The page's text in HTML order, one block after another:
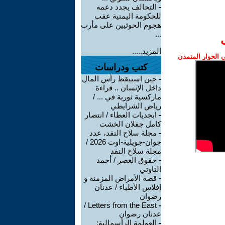
المتمدن
- التحالف يجدد دعمه
للحكومة اليمنية عقب
هجوم الحوثيين على مأرب
...
المزيد.....
كتب ودراسات
- حين استيقظ رأس المال
داخل الإنسان .. قراءة
ماركسية ثورية في ... /
رياض الشرايطي
- ابجديات العطاء / انتصار
كامل جفلان الخشت
- مجلة سلاح النقد، عدد
جوان-جويلية-اوت 2026 /
مجلة سلاح النقد
- حقوق العصر / أحمد
التاوتي
- قصة الأمراض المزمنة و
إفلاس الأطباء / عدنان
رضوان
-
Letters from the East /
عدنان رضوان
- العولمة الرأسمالية: